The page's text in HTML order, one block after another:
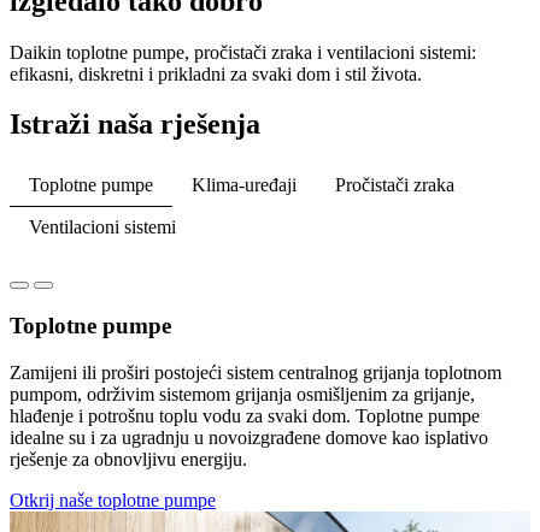
Daikin toplotne pumpe, pročistači zraka i ventilacioni sistemi:
efikasni, diskretni i prikladni za svaki dom i stil života.
Istraži naša rješenja
Toplotne pumpe Klima-uređaji Pročistači zraka
Ventilacioni sistemi
Toplotne pumpe
Zamijeni ili proširi postojeći sistem centralnog grijanja toplotnom
pumpom, održivim sistemom grijanja osmišljenim za grijanje,
hlađenje i potrošnu toplu vodu za svaki dom. Toplotne pumpe
idealne su i za ugradnju u novoizgrađene domove kao isplativo
rješenje za obnovljivu energiju.
Otkrij naše toplotne pumpe